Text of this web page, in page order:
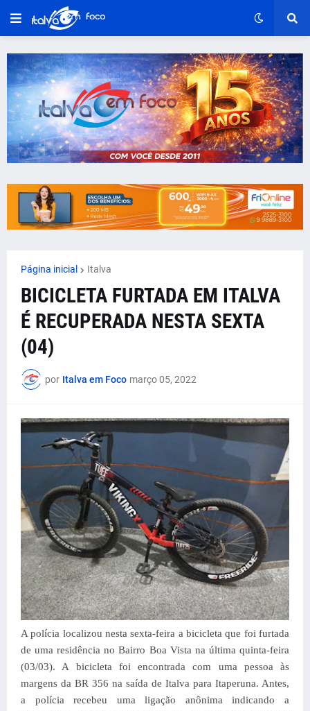
Página inicial Italva
BICICLETA FURTADA EM ITALVA
É RECUPERADA NESTA SEXTA
(04)
por Italva em Foco março 05, 2022
A polícia localizou nesta sexta-feira a bicicleta que foi furtada
de uma residência no Bairro Boa Vista na última quinta-feira
(03/03). A bicicleta foi encontrada com uma pessoa às
margens da BR 356 na saída de Italva para Itaperuna. Antes,
a polícia recebeu uma ligação anônima indicando a